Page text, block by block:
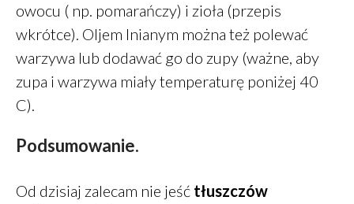
owocu ( np. pomarańczy) i zioła (przepis
wkrótce). Oljem lnianym można też polewać
warzywa lub dodawać go do zupy (ważne, aby
zupa i warzywa miały temperaturę poniżej 40
C).
Podsumowanie.
Od dzisiaj zalecam nie jeść tłuszczów